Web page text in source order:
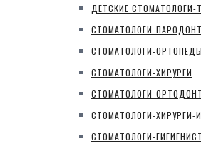
ДЕТСКИЕ СТОМАТОЛОГИ-
СТОМАТОЛОГИ-
СТОМАТОЛОГИ-ОРТОПЕДЫ
СТОМАТОЛОГИ-ХИРУРГИ
СТОМАТОЛОГИ-
СТОМАТОЛОГИ-ХИРУРГИ-
СТОМАТОЛОГИ-